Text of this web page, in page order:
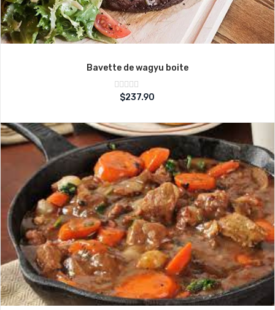
Bavette de wagyu boite
Note
sur
$237.90